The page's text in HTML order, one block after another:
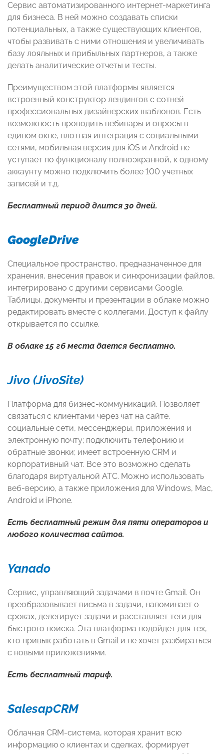
Сервис автоматизированного интернет-маркетинга
для бизнеса. В ней можно создавать списки
потенциальных, а также существующих клиентов,
чтобы развивать с ними отношения и увеличивать
базу лояльных и прибыльных партнеров, а также
делать аналитические отчеты и тесты.
Преимуществом этой платформы является
встроенный конструктор лендингов с сотней
профессиональных дизайнерских шаблонов. Есть
возможность проводить вебинары и опросы в
едином окне, плотная интеграция с социальными
сетями, мобильная версия для iOS и Android не
уступает по функционалу полноэкранной, к одному
аккаунту можно подключить более 100 учетных
записей и т.д.
Бесплатный период длится 30 дней.
GoogleDrive
Специальное пространство, предназначенное для
хранения, внесения правок и синхронизации файлов,
интегрировано с другими сервисами Google.
Таблицы, документы и презентации в облаке можно
редактировать вместе с коллегами. Доступ к файлу
открывается по ссылке.
В облаке 15 гб места дается бесплатно.
Jivo (JivoSite)
Платформа для бизнес-коммуникаций. Позволяет
связаться с клиентами через чат на сайте,
социальные сети, мессенджеры, приложения и
электронную почту; подключить телефонию и
обратные звонки; имеет встроенную CRM и
корпоративный чат. Все это возможно сделать
благодаря виртуальной АТС. Можно использовать
веб-версию, а также приложения для Windows, Mac,
Android и iPhone.
Есть бесплатный режим для пяти операторов и
любого количества сайтов.
Yanado
Сервис, управляющий задачами в почте Gmail. Он
преобразовывает письма в задачи, напоминает о
сроках, делегирует задачи и расставляет теги для
быстрого поиска. Эта платформа подойдет для тех,
кто привык работать в Gmail и не хочет разбираться
с новыми приложениями.
Есть бесплатный тариф.
SalesapCRM
Облачная CRM-система, которая хранит всю
информацию о клиентах и сделках, формирует